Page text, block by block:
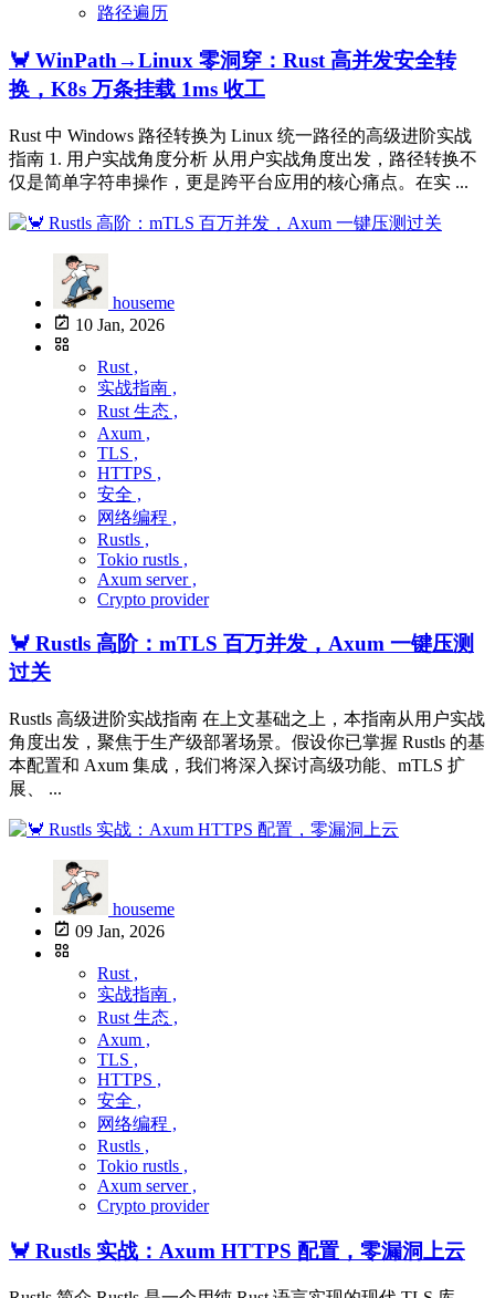
路径遍历
🦀 WinPath→Linux 零洞穿：Rust 高并发安全转
换，K8s 万条挂载 1ms 收工
Rust 中 Windows 路径转换为 Linux 统一路径的高级进阶实战
指南 1. 用户实战角度分析 从用户实战角度出发，路径转换不
仅是简单字符串操作，更是跨平台应用的核心痛点。在实 ...
houseme
10 Jan, 2026
Rust ,
实战指南 ,
Rust 生态 ,
Axum ,
TLS ,
HTTPS ,
安全 ,
网络编程 ,
Rustls ,
Tokio rustls ,
Axum server ,
Crypto provider
🦀 Rustls 高阶：mTLS 百万并发，Axum 一键压测
过关
Rustls 高级进阶实战指南 在上文基础之上，本指南从用户实战
角度出发，聚焦于生产级部署场景。假设你已掌握 Rustls 的基
本配置和 Axum 集成，我们将深入探讨高级功能、mTLS 扩
展、 ...
houseme
09 Jan, 2026
Rust ,
实战指南 ,
Rust 生态 ,
Axum ,
TLS ,
HTTPS ,
安全 ,
网络编程 ,
Rustls ,
Tokio rustls ,
Axum server ,
Crypto provider
🦀 Rustls 实战：Axum HTTPS 配置，零漏洞上云